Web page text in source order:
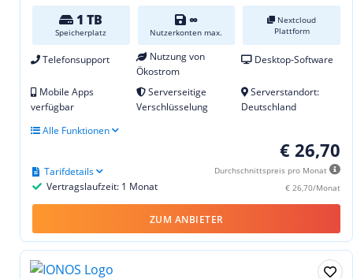
1 TB
Speicherplatz
∞
Nutzerkonten max.
Nextcloud
Plattform
Telefonsupport
Nutzung von
Ökostrom
Desktop-Software
Mobile Apps
verfügbar
Serverseitige
Verschlüsselung
Serverstandort:
Deutschland
Alle Funktionen
€ 26,70
Durchschnittspreis pro Monat
€ 26,70/Monat
Vertragslaufzeit: 1 Monat
Tarifdetails
ZUM ANBIETER